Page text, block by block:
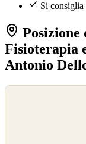
Si consiglia
Fisioterapia
Antonio